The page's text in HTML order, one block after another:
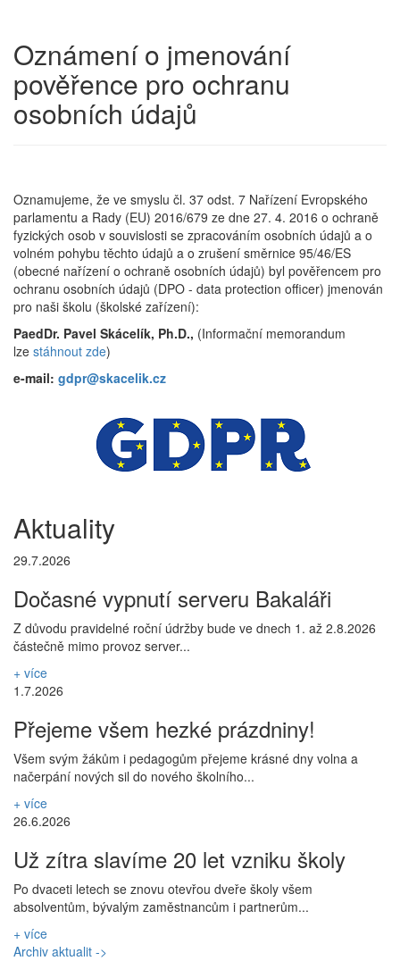
Oznámení o jmenování
pověřence pro ochranu
osobních údajů
Oznamujeme, že ve smyslu čl. 37 odst. 7 Nařízení Evropského
parlamentu a Rady (EU) 2016/679 ze dne 27. 4. 2016 o ochraně
fyzických osob v souvislosti se zpracováním osobních údajů a o
volném pohybu těchto údajů a o zrušení směrnice 95/46/ES
(obecné nařízení o ochraně osobních údajů) byl pověřencem pro
ochranu osobních údajů (DPO - data protection officer) jmenován
pro naši školu (školské zařízení):
PaedDr. Pavel Skácelík, Ph.D., (Informační memorandum
lze stáhnout zde)
e-mail: gdpr@skacelik.cz
Aktuality
29.7.2026
Dočasné vypnutí serveru Bakaláři
Z důvodu pravidelné roční údržby bude ve dnech 1. až 2.8.2026
částečně mimo provoz server...
+ více
1.7.2026
Přejeme všem hezké prázdniny!
Všem svým žákům i pedagogům přejeme krásné dny volna a
načerpání nových sil do nového školního...
+ více
26.6.2026
Už zítra slavíme 20 let vzniku školy
Po dvaceti letech se znovu otevřou dveře školy všem
absolventům, bývalým zaměstnancům i partnerům...
+ více
Archiv aktualit ->